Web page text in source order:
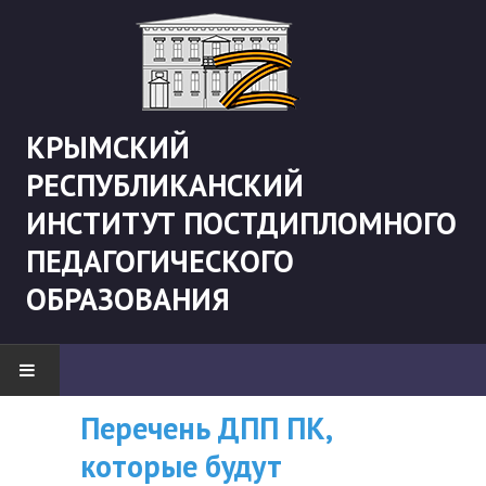
КРЫМСКИЙ
РЕСПУБЛИКАНСКИЙ
ИНСТИТУТ ПОСТДИПЛОМНОГО
ПЕДАГОГИЧЕСКОГО
ОБРАЗОВАНИЯ
НОВОСТИ
"Боевая" русистика
ВНИМАНИЮ
СЛУШАТЕЛЕЙ, У
Перечень ДПП ПК,
которые будут